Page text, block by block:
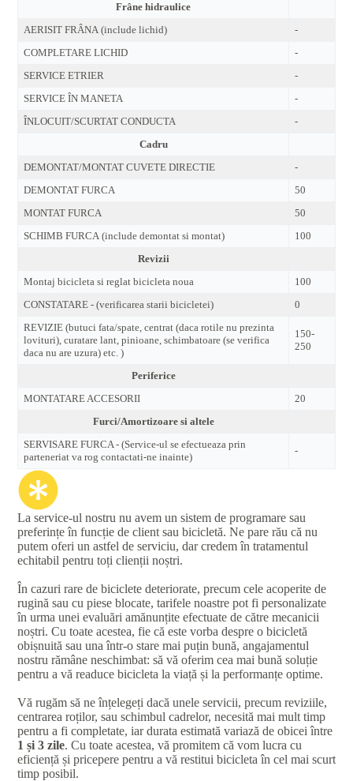
Frâne hidraulice
AERISIT FRÂNA (include lichid)
-
COMPLETARE LICHID
-
SERVICE ETRIER
-
SERVICE ÎN MANETA
-
ÎNLOCUIT/SCURTAT CONDUCTA
-
Cadru
DEMONTAT/MONTAT CUVETE DIRECTIE
-
DEMONTAT FURCA
50
MONTAT FURCA
50
SCHIMB FURCA (include demontat si montat)
100
Revizii
Montaj bicicleta si reglat bicicleta noua
100
CONSTATARE - (verificarea starii bicicletei)
0
REVIZIE (butuci fata/spate, centrat (daca rotile nu prezinta
lovituri), curatare lant, pinioane, schimbatoare (se verifica
daca nu are uzura) etc. )
150-
250
Periferice
MONTATARE ACCESORII
20
Furci/Amortizoare si altele
SERVISARE FURCA - (Service-ul se efectueaza prin
parteneriat va rog contactati-ne inainte)
-
La service-ul nostru nu avem un sistem de programare sau
preferințe în funcție de client sau bicicletă. Ne pare rău că nu
putem oferi un astfel de serviciu, dar credem în tratamentul
echitabil pentru toți clienții noștri.
În cazuri rare de biciclete deteriorate, precum cele acoperite de
rugină sau cu piese blocate, tarifele noastre pot fi personalizate
în urma unei evaluări amănunțite efectuate de către mecanicii
noștri. Cu toate acestea, fie că este vorba despre o bicicletă
obișnuită sau una într-o stare mai puțin bună, angajamentul
nostru rămâne neschimbat: să vă oferim cea mai bună soluție
pentru a vă readuce bicicleta la viață și la performanțe optime.
Vă rugăm să ne înțelegeți dacă unele servicii, precum reviziile,
centrarea roților, sau schimbul cadrelor, necesită mai mult timp
pentru a fi completate, iar durata estimată variază de obicei între
1 și 3 zile. Cu toate acestea, vă promitem că vom lucra cu
eficiență și pricepere pentru a vă restitui bicicleta în cel mai scurt
timp posibil.